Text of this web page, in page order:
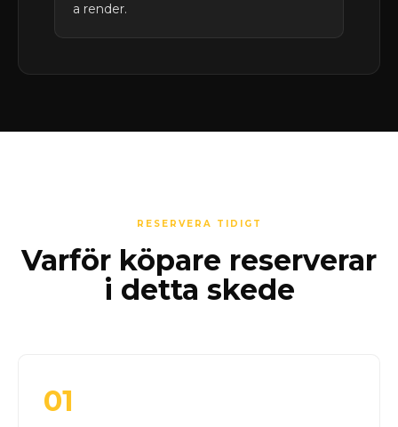
a render.
RESERVERA TIDIGT
Varför köpare reserverar
i detta skede
01